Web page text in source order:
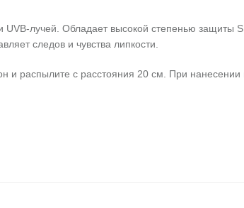
лучей. Обладает высокой степенью защиты
следов и чувства липкости.
и распылите с расстояния 20 см. При